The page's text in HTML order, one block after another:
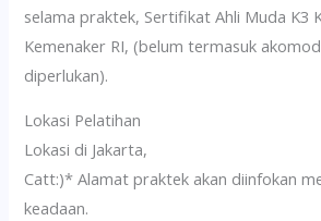
selama praktek, Sertifikat Ahli Muda K3
Kemenaker RI, (belum termasuk
diperlukan).
Lokasi Pelatihan
Lokasi di Jakarta,
Catt:)* Alamat praktek akan diinfokan
keadaan.